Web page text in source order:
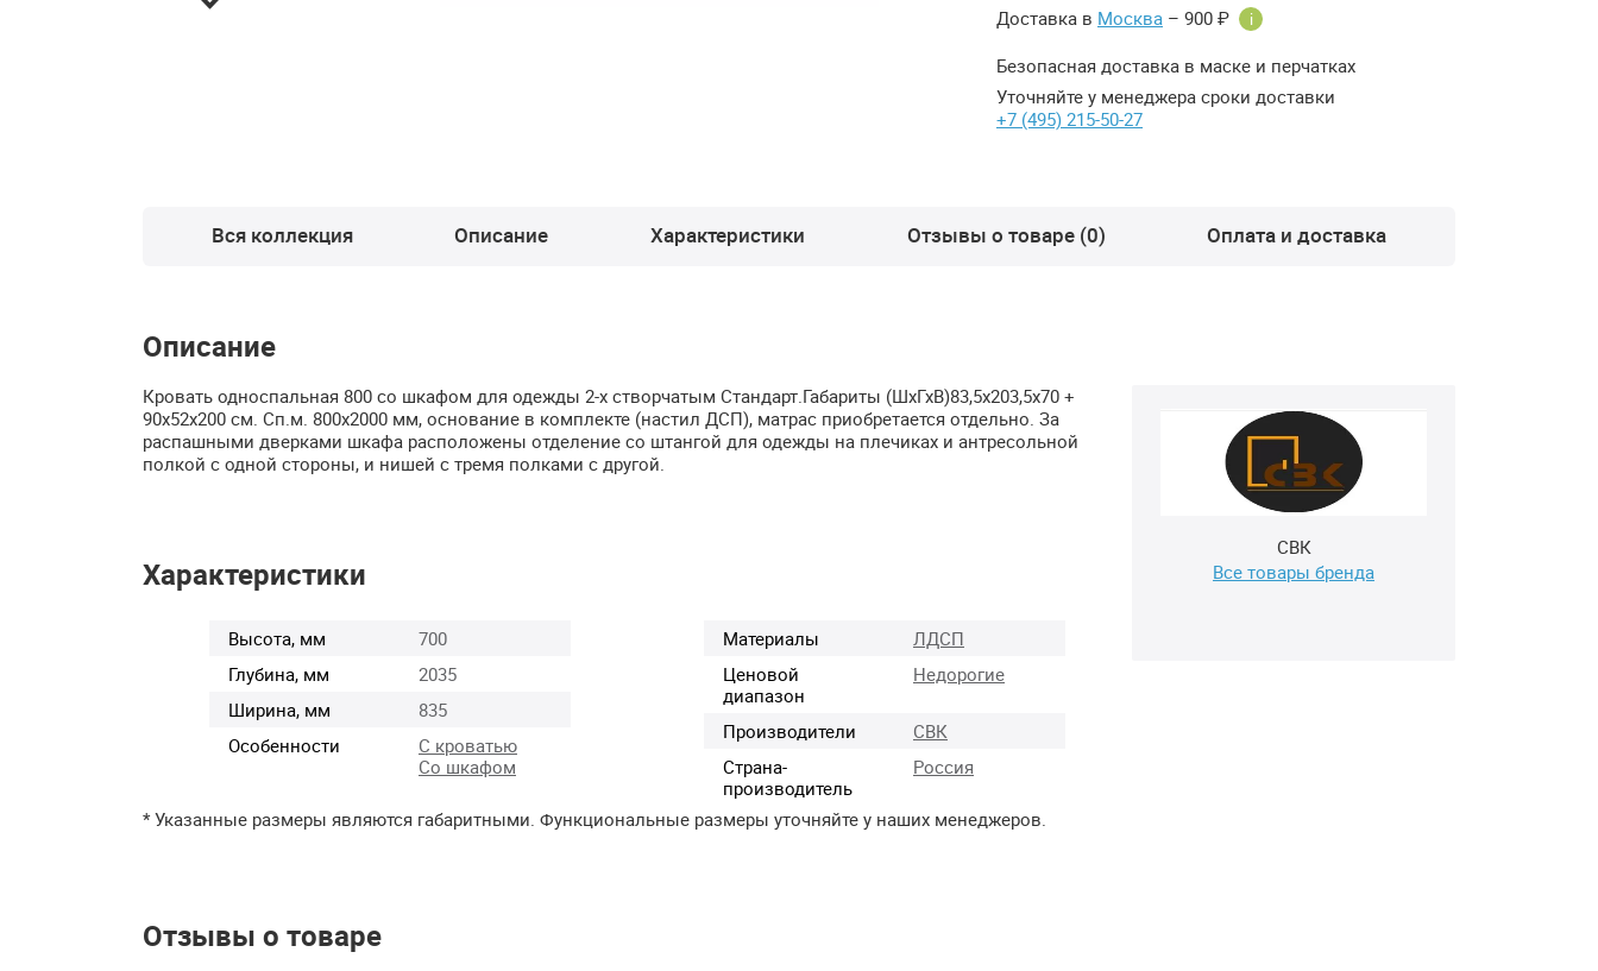
Доставка в Москва – 900 ₽ i
Безопасная доставка в маске и перчатках
Уточняйте у менеджера сроки доставки
+7 (495) 215-50-27
Вся коллекция Описание Характеристики Отзывы о товаре (0) Оплата и доставка
Описание
СВК
Все товары бренда
Кровать односпальная 800 со шкафом для одежды 2-х створчатым Стандарт.Габариты (ШхГхВ)83,5х203,5х70 +
90х52х200 см. Сп.м. 800х2000 мм, основание в комплекте (настил ДСП), матрас приобретается отдельно. За
распашными дверками шкафа расположены отделение со штангой для одежды на плечиках и антресольной
полкой с одной стороны, и нишей с тремя полками с другой.
Характеристики
Высота, мм
700
Глубина, мм
2035
Ширина, мм
835
Особенности
С кроватью
Со шкафом
Материалы
ЛДСП
Ценовой
диапазон
Недорогие
Производители
СВК
Страна-
производитель
Россия
* Указанные размеры являются габаритными. Функциональные размеры уточняйте у наших менеджеров.
Отзывы о товаре